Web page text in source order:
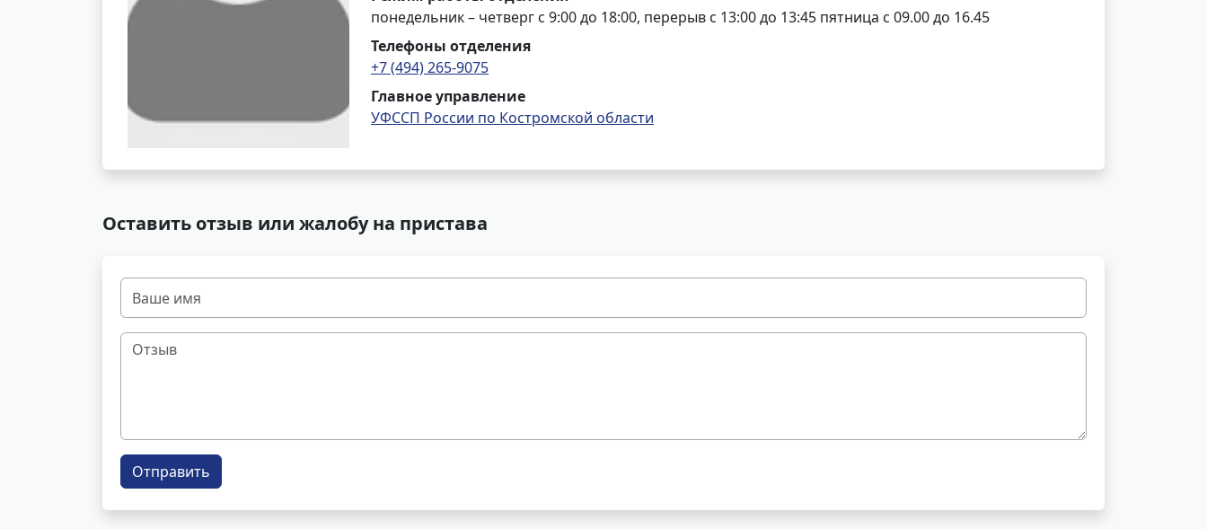
понедельник – четверг с 9:00 до 18:00, перерыв с 13:00 до 13:45 пятница с 09.00 до 16.45
Телефоны отделения
+7 (494) 265-9075
Главное управление
УФССП России по Костромской области
Оставить отзыв или жалобу на пристава
Отправить